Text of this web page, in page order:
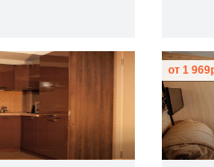
от 1 969